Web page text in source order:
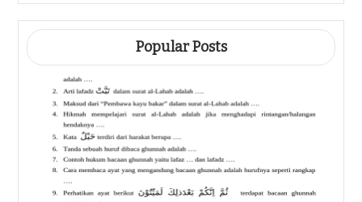
Popular Posts